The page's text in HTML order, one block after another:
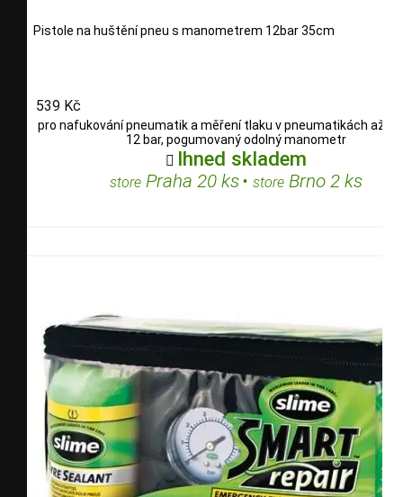
Pistole na huštění pneu s manometrem 12bar 35cm
539 Kč
pro nafukování pneumatik a měření tlaku v pneumatikách až
12 bar, pogumovaný odolný manometr
 Ihned skladem
storePraha 20 ks• storeBrno 2 ks